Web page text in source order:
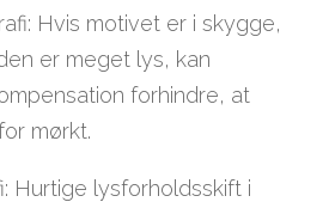
Hvis motivet er i skygge,
er meget lys, kan
forhindre, at
mørkt.
Hurtige lysforholdsskift i